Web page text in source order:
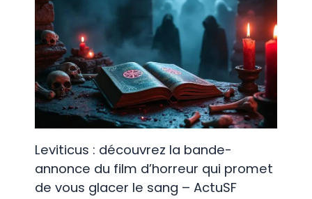
Leviticus : découvrez la bande-
annonce du film d’horreur qui promet
de vous glacer le sang – ActuSF